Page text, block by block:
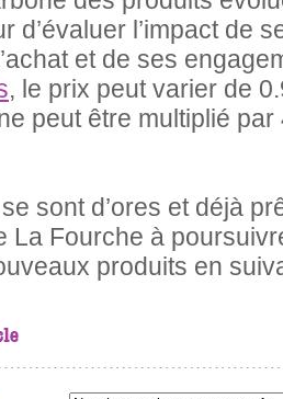
d’évaluer l’impact de
et de ses
, le prix peut varier de
peut être multiplié
sont d’ores et déjà
La Fourche à
produits en